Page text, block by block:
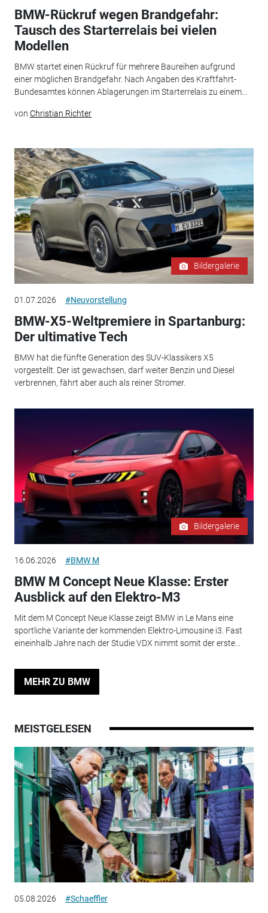
BMW-Rückruf wegen Brandgefahr:
Tausch des Starterrelais bei vielen
Modellen
BMW startet einen Rückruf für mehrere Baureihen aufgrund
einer möglichen Brandgefahr. Nach Angaben des Kraftfahrt-
Bundesamtes können Ablagerungen im Starterrelais zu einem...
von Christian Richter
Bildergalerie
01.07.2026 #Neuvorstellung
BMW-X5-Weltpremiere in Spartanburg:
Der ultimative Tech
BMW hat die fünfte Generation des SUV-Klassikers X5
vorgestellt. Der ist gewachsen, darf weiter Benzin und Diesel
verbrennen, fährt aber auch als reiner Stromer.
Bildergalerie
16.06.2026 #BMW M
BMW M Concept Neue Klasse: Erster
Ausblick auf den Elektro-M3
Mit dem M Concept Neue Klasse zeigt BMW in Le Mans eine
sportliche Variante der kommenden Elektro-Limousine i3. Fast
eineinhalb Jahre nach der Studie VDX nimmt somit der erste...
MEHR ZU BMW
MEISTGELESEN
05.08.2026 #Schaeffler